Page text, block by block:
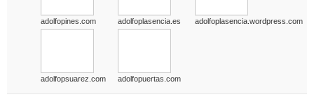
adolfopines.com adolfoplasencia.es adolfoplasencia.wordpress.com
adolfopsuarez.com adolfopuertas.com